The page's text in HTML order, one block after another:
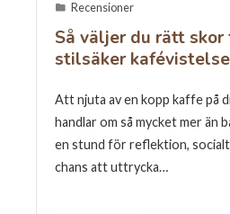
Recensioner
Så väljer du rätt skor
stilsäker kafévistelse
Att njuta av en kopp kaffe på
handlar om så mycket mer än
en stund för reflektion, socialt
chans att uttrycka…